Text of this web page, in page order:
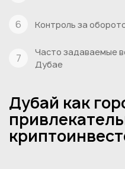
Контроль за
Часто задаваемые
Дубае
Дубай как